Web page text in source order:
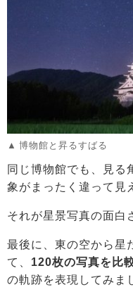
博物館と昇るすばる
同じ博物館でも、見る
象がまったく違って見
それが星景写真の面白
最後に、東の空から星
て、 120枚の写真を比
の軌跡を表現してみま